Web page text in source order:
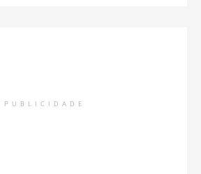
PUBLICIDADE